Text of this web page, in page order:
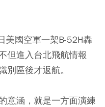
美國空軍一架B-52H轟
但進入台北飛航情報
別區後才返航。
意涵，就是一方面演練